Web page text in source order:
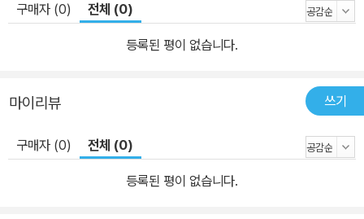
접수. 2016년 11월 17일 무죄 선고. 같은 날 용인에서 유력 용의자
김 씨 체포. 12월 6일 전주지검 군산지청이 김 씨를 강도 살인 혐의로
있었음. 2015년 2월 재심 청구서 접수(광주지방법원 해남지원). 11
최초). 경찰이 위법 수사를 했다는 사실이 인정된다는 법원 입장. 검
찰의 항고를 거쳐 대법원에서 2018년 9월 28일 재심 개시 확정. 1.
구매자 (0) 전체 (0)
등록된 평이 없습니다.
마이리뷰 쓰기
구매자 (0) 전체 (0)
등록된 평이 없습니다.